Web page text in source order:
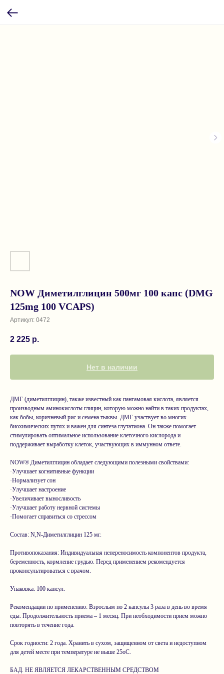
NOW Диметилглицин 500мг 100 капс (DMG
125mg 100 VCAPS)
Артикул: 0472
2 225 р.
Нет в наличии
ДМГ (диметилглицин), также известный как пангамовая кислота, является
производным аминокислоты глицин, которую можно найти в таких продуктах,
как бобы, коричневый рис и семена тыквы. ДМГ участвует во многих
биохимических путях и важен для синтеза глутатиона. Он также помогает
стимулировать оптимальное использование клеточного кислорода и
поддерживает выработку клеток, участвующих в иммунном ответе.
NOW® Диметилглицин обладает следующими полезными свойствами:
·Улучшает когнитивные функции
·Нормализует сон
·Улучшает настроение
·Увеличивает выносливость
·Улучшает работу нервной системы
·Помогает справиться со стрессом
Состав: N,N-Диметилглицин 125 мг.
Противопоказания: Индивидуальная непереносимость компонентов продукта,
беременность, кормление грудью. Перед применением рекомендуется
проконсультироваться с врачом.
Упаковка: 100 капсул.
Рекомендации по применению: Взрослым по 2 капсулы 3 раза в день во время
еды. Продолжительность приема – 1 месяц. При необходимости прием можно
повторять в течение года.
Срок годности: 2 года. Хранить в сухом, защищенном от света и недоступном
для детей месте при температуре не выше 25оС.
БАД. НЕ ЯВЛЯЕТСЯ ЛЕКАРСТВЕННЫМ СРЕДСТВОМ